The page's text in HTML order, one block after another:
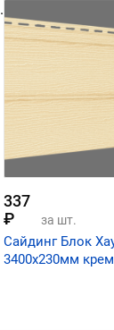
.
337
₽
за шт.
Сайдинг Блок
3400х230мм